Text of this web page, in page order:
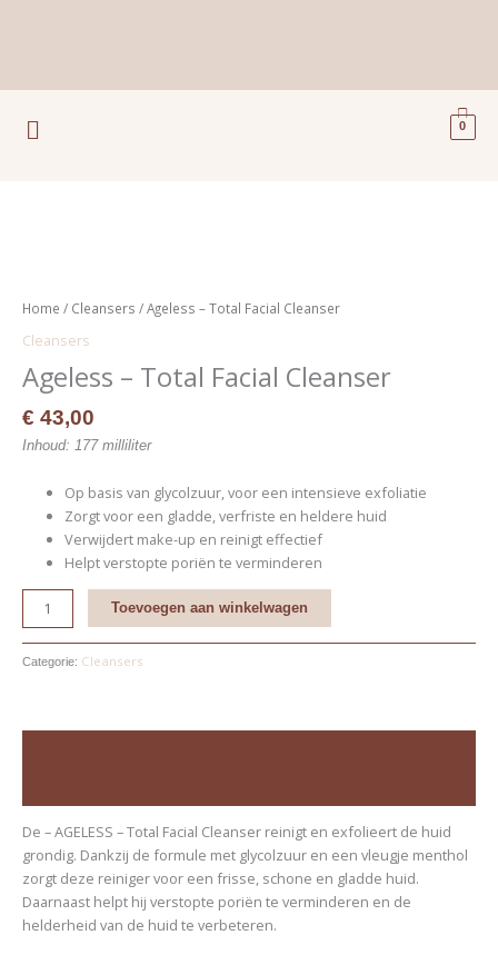
Menu 0
Home / Cleansers / Ageless – Total Facial Cleanser
Cleansers
Ageless – Total Facial Cleanser
€ 43,00
Inhoud: 177 milliliter
Op basis van glycolzuur, voor een intensieve exfoliatie
Zorgt voor een gladde, verfriste en heldere huid
Verwijdert make-up en reinigt effectief
Helpt verstopte poriën te verminderen
Total
Cleanser
aantal
Toevoegen aan winkelwagen
Categorie: Cleansers
De – AGELESS – Total Facial Cleanser reinigt en exfolieert de huid
grondig. Dankzij de formule met glycolzuur en een vleugje menthol
zorgt deze reiniger voor een frisse, schone en gladde huid.
Daarnaast helpt hij verstopte poriën te verminderen en de
helderheid van de huid te verbeteren.